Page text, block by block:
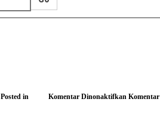
Posted in Komentar Dinonaktifkan pada
Komentar